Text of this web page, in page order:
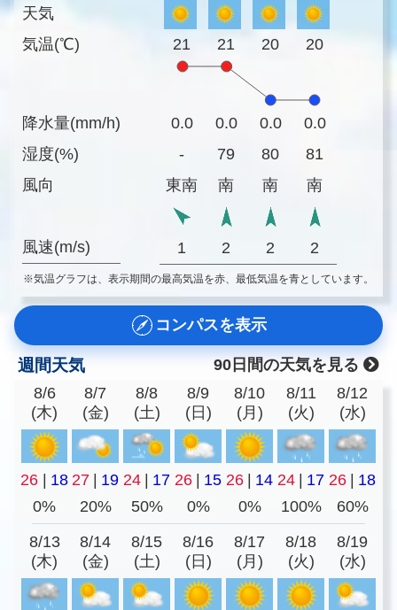
天気
気温(℃)
降水量(mm/h)
湿度(%)
風向
風速(m/s)
21 21 20 20
0.0 0.0 0.0
0.0
-
79 80
81
東南
南 南 南
1 2 2 2
※気温グラフは、表示期間の最高気温を赤、最低気温を青としています。
コンパスを表示
週間天気
90日間の天気を見る
8/6
(木)
8/7
(金)
8/8
(土)
8/9
(日)
8/10
(月)
8/11
(火)
8/12
(水)
26 | 18 27 | 19 24 | 17 26 | 15 26 | 14 24 | 17 26 | 18
0%
20% 50% 0% 0% 100% 60%
8/13
(木)
8/14
(金)
8/15
(土)
8/16
(日)
8/17
(月)
8/18
(火)
8/19
(水)